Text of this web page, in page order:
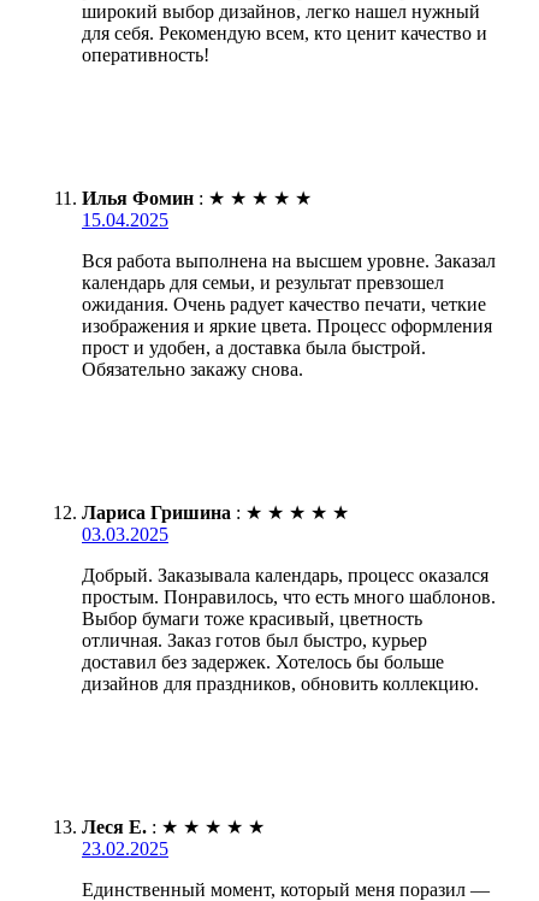
широкий выбор дизайнов, легко нашел нужный
для себя. Рекомендую всем, кто ценит качество и
оперативность!
Илья Фомин : ★ ★ ★ ★ ★
15.04.2025
Вся работа выполнена на высшем уровне. Заказал
календарь для семьи, и результат превзошел
ожидания. Очень радует качество печати, четкие
изображения и яркие цвета. Процесс оформления
прост и удобен, а доставка была быстрой.
Обязательно закажу снова.
Лариса Гришина : ★ ★ ★ ★ ★
03.03.2025
Добрый. Заказывала календарь, процесс оказался
простым. Понравилось, что есть много шаблонов.
Выбор бумаги тоже красивый, цветность
отличная. Заказ готов был быстро, курьер
доставил без задержек. Хотелось бы больше
дизайнов для праздников, обновить коллекцию.
Леся Е. : ★ ★ ★ ★ ★
23.02.2025
Единственный момент, который меня поразил —